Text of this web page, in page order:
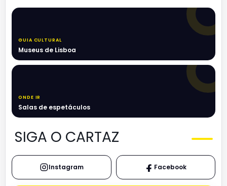
GUIA CULTURAL
Museus de Lisboa
ONDE IR
Salas de espetáculos
SIGA O CARTAZ
Instagram Facebook